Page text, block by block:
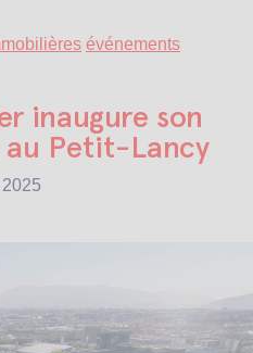
événements
inaugure son
au Petit-Lancy